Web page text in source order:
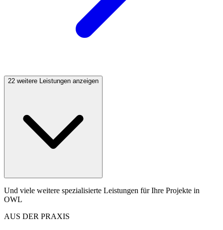
22 weitere Leistungen anzeigen
Und viele weitere spezialisierte Leistungen für Ihre Projekte in
OWL
AUS DER PRAXIS